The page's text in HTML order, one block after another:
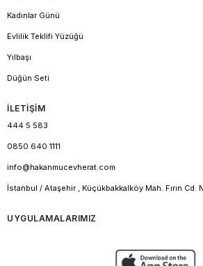
Kadınlar Günü
Evlilik Teklifi Yüzüğü
Yılbaşı
Düğün Seti
İLETİŞİM
444 5 583
0850 640 1111
info@hakanmucevherat.com
İstanbul / Ataşehir , Küçükbakkalköy Mah. Fırın Cd.
UYGULAMALARIMIZ